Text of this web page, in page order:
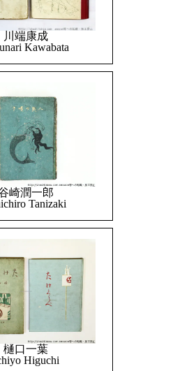
川端康成
Kawabata
崎潤一郎
Tanizaki
樋口一葉
Higuchi